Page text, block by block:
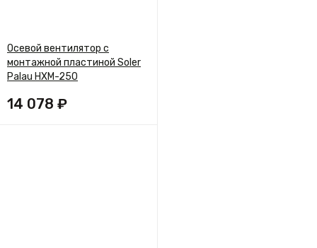
Осевой вентилятор с
монтажной пластиной Soler
Palau HXM-250
14 078 ₽